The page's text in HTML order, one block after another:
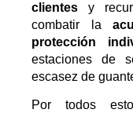
clientes y
combatir la
protección
estaciones de
escasez de
Por todos